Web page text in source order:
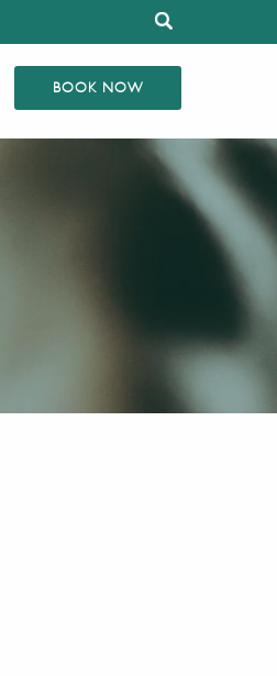
BOOK NOW